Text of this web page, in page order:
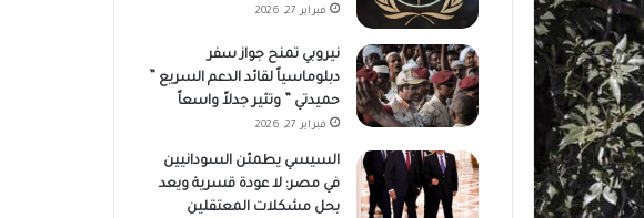
فبراير 27, 2026
نيروبي تمنح جواز سفر
دبلوماسياً لقائد الدعم السريع ”
حميدتي ” وتثير جدلاً واسعاً
فبراير 27, 2026
السيسي يطمئن السودانيين
في مصر: لا عودة قسرية ويعد
بحل مشكلات المعتقلين